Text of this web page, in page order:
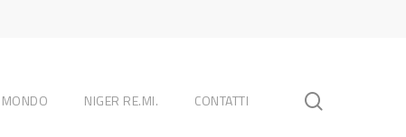
NIGER RE.MI. CONTATTI